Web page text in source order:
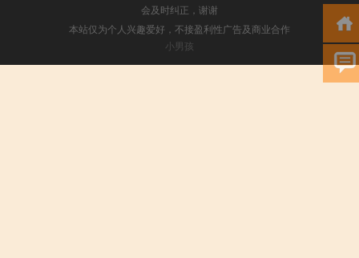
会及时纠正，谢谢
本站仅为个人兴趣爱好，不接盈利性广告及商业合作
小男孩